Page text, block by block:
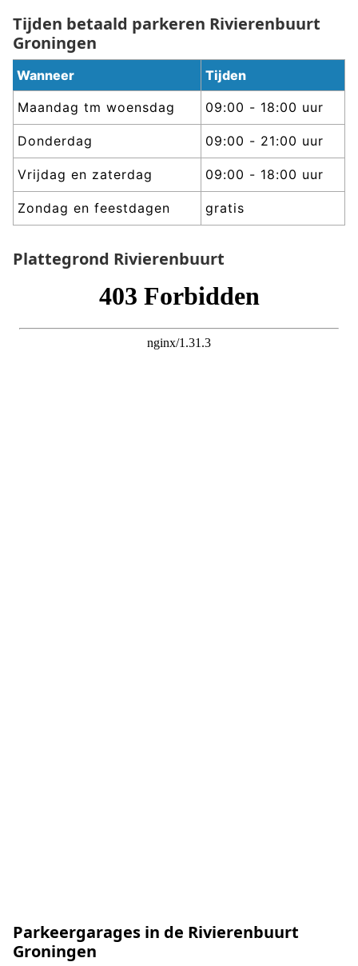
Tijden betaald parkeren Rivierenbuurt
Groningen
Wanneer
Tijden
Maandag tm woensdag
09:00 - 18:00 uur
Donderdag 09:00 - 21:00 uur
Vrijdag en zaterdag 09:00 - 18:00 uur
Zondag en feestdagen gratis
Plattegrond Rivierenbuurt
Parkeergarages in de Rivierenbuurt
Groningen